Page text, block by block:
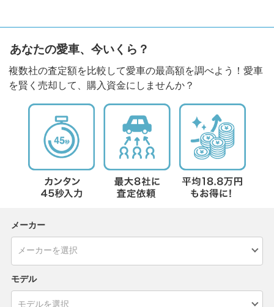
あなたの愛車、今いくら？
複数社の査定額を比較して愛車の最高額を調べよう！愛車
を賢く売却して、購入資金にしませんか？
メーカー
モデル